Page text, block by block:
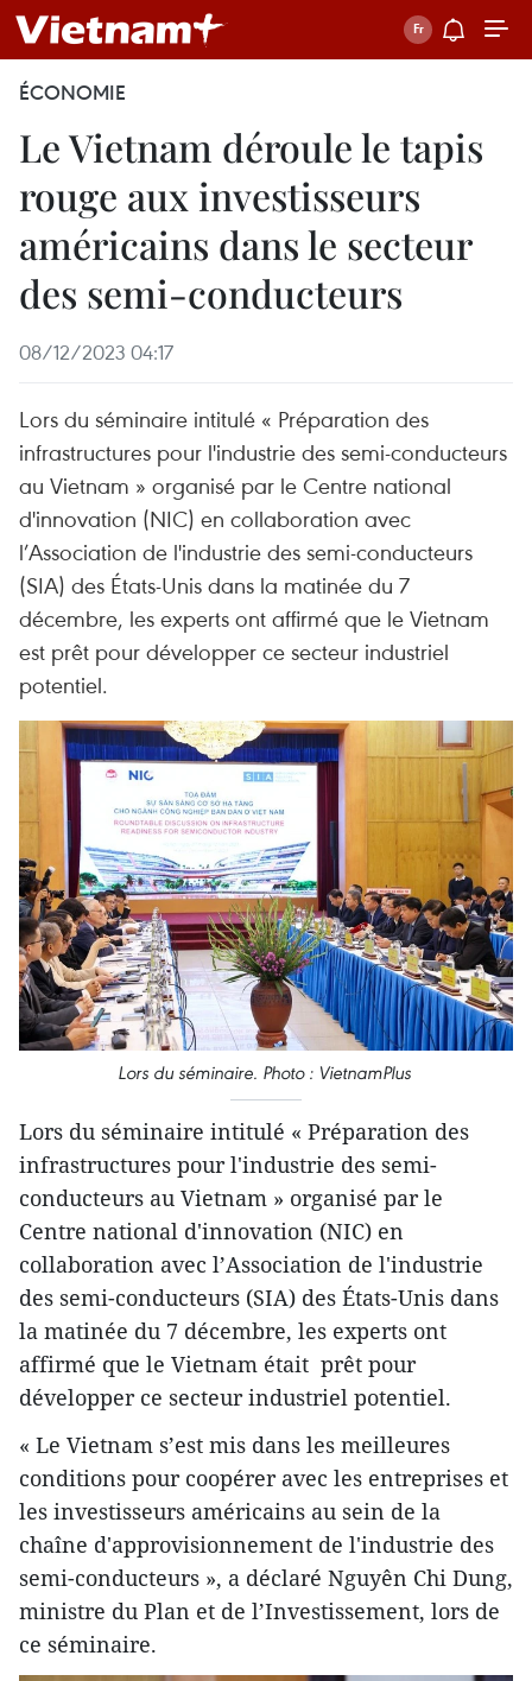
ÉCONOMIE
Le Vietnam déroule le tapis
rouge aux investisseurs
américains dans le secteur
des semi-conducteurs
08/12/2023 04:17
Lors du séminaire intitulé « Préparation des
infrastructures pour l'industrie des semi-conducteurs
au Vietnam » organisé par le Centre national
d'innovation (NIC) en collaboration avec
l’Association de l'industrie des semi-conducteurs
(SIA) des États-Unis dans la matinée du 7
décembre, les experts ont affirmé que le Vietnam
est prêt pour développer ce secteur industriel
potentiel.
Lors du séminaire. Photo : VietnamPlus
Lors du séminaire intitulé « Préparation des
infrastructures pour l'industrie des semi-
conducteurs au Vietnam » organisé par le
Centre national d'innovation (NIC) en
collaboration avec l’Association de l'industrie
des semi-conducteurs (SIA) des États-Unis dans
la matinée du 7 décembre, les experts ont
affirmé que le Vietnam était prêt pour
développer ce secteur industriel potentiel.
« Le Vietnam s’est mis dans les meilleures
conditions pour coopérer avec les entreprises et
les investisseurs américains au sein de la
chaîne d'approvisionnement de l'industrie des
semi-conducteurs », a déclaré Nguyên Chi Dung,
ministre du Plan et de l’Investissement, lors de
ce séminaire.